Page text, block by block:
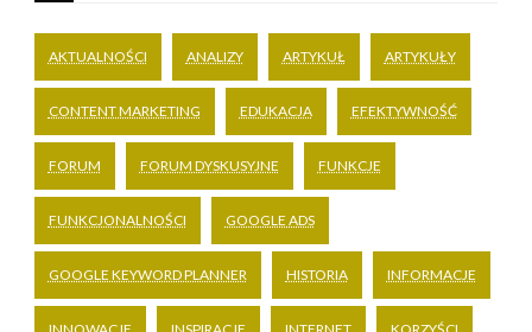
AKTUALNOŚCI ANALIZY ARTYKUŁ ARTYKUŁY
CONTENT MARKETING EDUKACJA EFEKTYWNOŚĆ
FORUM FORUM DYSKUSYJNE FUNKCJE
FUNKCJONALNOŚCI GOOGLE ADS
GOOGLE KEYWORD PLANNER HISTORIA INFORMACJE